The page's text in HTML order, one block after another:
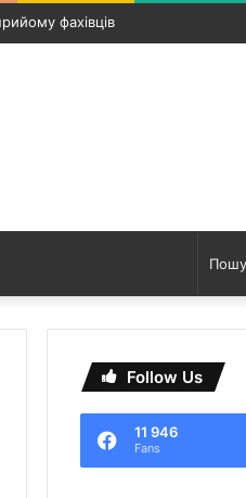
Follow Us
11 946
Fans